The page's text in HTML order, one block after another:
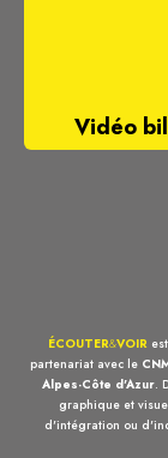
Vidéo
ÉCOUTER&VOIR
partenariat avec le
Alpes-Côte d'Azur.
graphique et
d'intégration ou